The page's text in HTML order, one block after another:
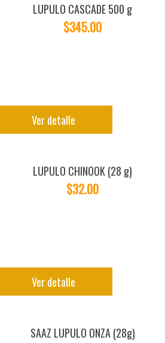
LUPULO CASCADE 500 g
$345.00
Ver detalle
LUPULO CHINOOK (28 g)
$32.00
Ver detalle
SAAZ LUPULO ONZA (28g)